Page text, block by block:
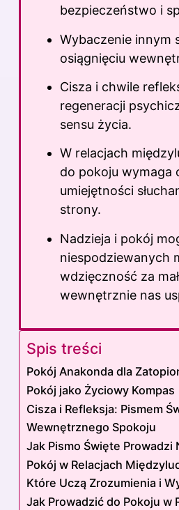
bezpieczeństwo i
Wybaczenie innym
osiągnięciu
Cisza i chwile
regeneracji
sensu życia.
W relacjach
do pokoju wymaga
umiejętności
strony.
Nadzieja i pokój
niespodziewanych
wdzięczność za
wewnętrznie nas
Spis treści
Pokój Anakonda dla
Pokój jako Życiowy Kompas
Cisza i Refleksja: Pismem
Wewnętrznego Spokoju
Jak Pismo Święte Prowadzi
Pokój w Relacjach
Które Uczą Zrozumienia i
Jak Prowadzić do Pokoju w